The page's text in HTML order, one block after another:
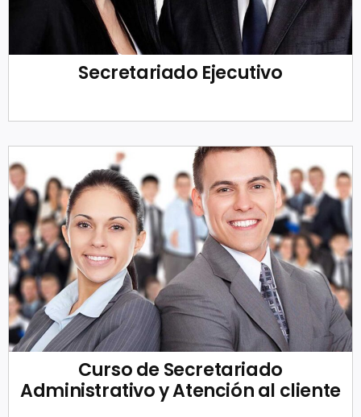
Secretariado Ejecutivo
Curso de Secretariado
Administrativo y Atención al cliente